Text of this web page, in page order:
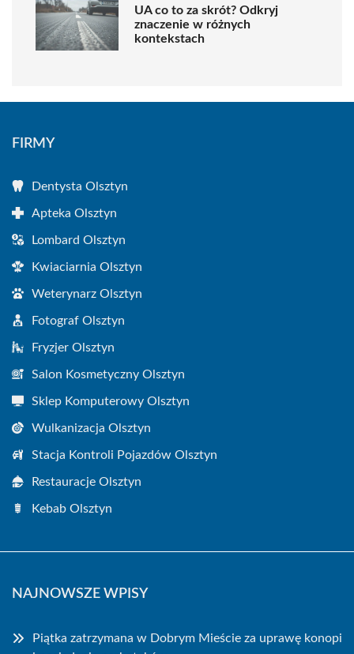
UA co to za skrót? Odkryj
znaczenie w różnych
kontekstach
FIRMY
Dentysta Olsztyn
Apteka Olsztyn
Lombard Olsztyn
Kwiaciarnia Olsztyn
Weterynarz Olsztyn
Fotograf Olsztyn
Fryzjer Olsztyn
Salon Kosmetyczny Olsztyn
Sklep Komputerowy Olsztyn
Wulkanizacja Olsztyn
Stacja Kontroli Pojazdów Olsztyn
Restauracje Olsztyn
Kebab Olsztyn
NAJNOWSZE WPISY
Piątka zatrzymana w Dobrym Mieście za uprawę konopi